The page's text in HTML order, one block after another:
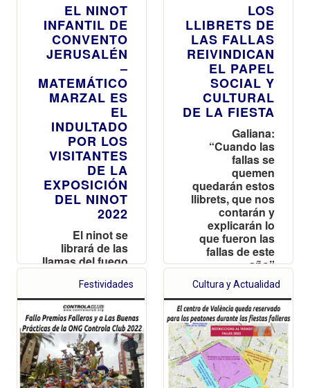
EL NINOT
INFANTIL DE
CONVENTO
JERUSALÉN
–
MATEMÁTICO
MARZAL ES
EL
INDULTADO
POR LOS
VISITANTES
DE LA
EXPOSICIÓN
DEL NINOT
2022
El ninot se
librará de las
llamas del fuego
de marzo y
pasará a formar
parte del Museo
Fallero de
València
LOS
LLIBRETS DE
LAS FALLAS
REIVINDICAN
EL PAPEL
SOCIAL Y
CULTURAL
DE LA FIESTA
Galiana:
“Cuando las
fallas se
quemen
quedarán estos
llibrets, que nos
contarán y
explicarán lo
que fueron las
fallas de este
año”
Festividades Cultura y Actualidad